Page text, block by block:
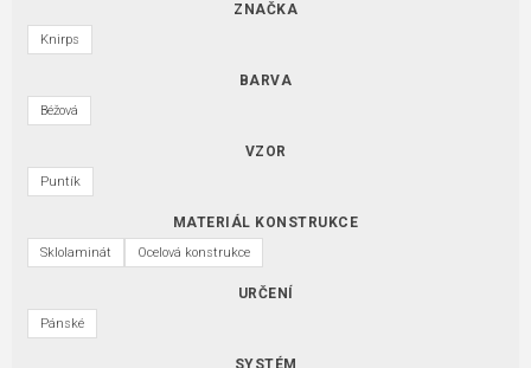
ZNAČKA
Knirps
BARVA
Béžová
VZOR
Puntík
MATERIÁL KONSTRUKCE
Sklolaminát Ocelová konstrukce
URČENÍ
Pánské